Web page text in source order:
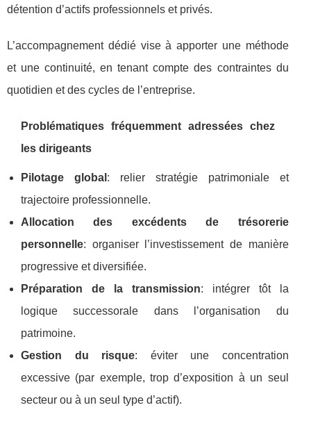
détention d’actifs professionnels et privés.
L’accompagnement dédié vise à apporter une méthode
et une continuité, en tenant compte des contraintes du
quotidien et des cycles de l’entreprise.
Problématiques fréquemment adressées chez
les dirigeants
Pilotage global : relier stratégie patrimoniale et
trajectoire professionnelle.
Allocation des excédents de trésorerie
personnelle: organiser l’investissement de manière
progressive et diversifiée.
Préparation de la transmission: intégrer tôt la
logique successorale dans l’organisation du
patrimoine.
Gestion du risque: éviter une concentration
excessive (par exemple, trop d’exposition à un seul
secteur ou à un seul type d’actif).